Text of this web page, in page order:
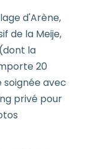
d'Arène,
de la Meije,
la
20
avec
privé pour